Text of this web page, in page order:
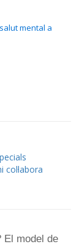
salut mental a
col·labora
El model de